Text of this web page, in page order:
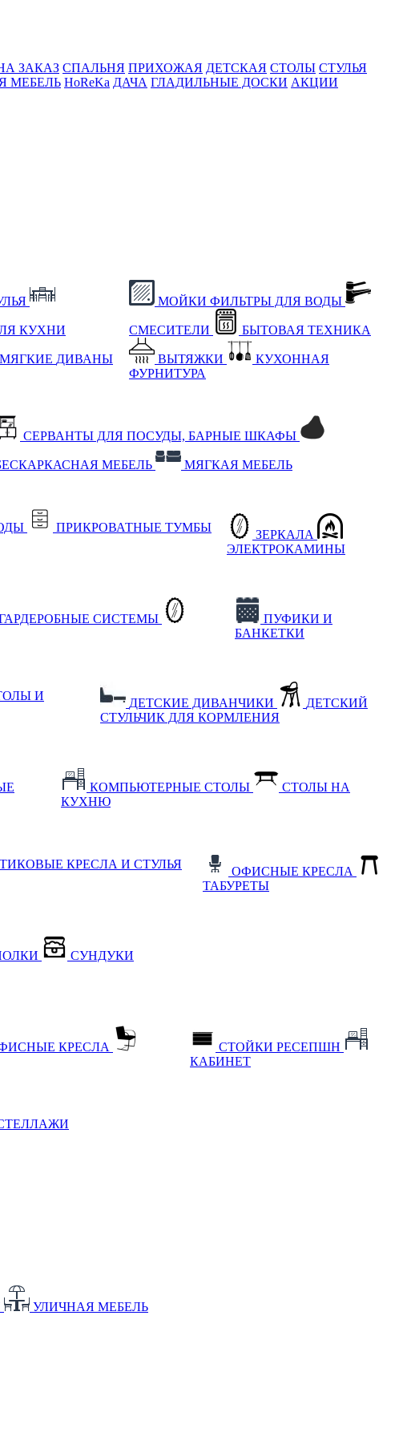
ЗАКАЗ СПАЛЬНЯ ПРИХОЖАЯ ДЕТСКАЯ СТОЛЫ СТУЛЬЯ
МЕБЕЛЬ HoReKa ДАЧА ГЛАДИЛЬНЫЕ ДОСКИ АКЦИИ
КУХНИ
ДИВАНЫ
МОЙКИ ФИЛЬТРЫ ДЛЯ ВОДЫ
СМЕСИТЕЛИ БЫТОВАЯ ТЕХНИКА
ВЫТЯЖКИ
КУХОННАЯ
ФУРНИТУРА
СЕРВАНТЫ ДЛЯ ПОСУДЫ, БАРНЫЕ ШКАФЫ
МЕБЕЛЬ МЯГКАЯ МЕБЕЛЬ
ПРИКРОВАТНЫЕ ТУМБЫ
ЗЕРКАЛА
ЭЛЕКТРОКАМИНЫ
СИСТЕМЫ
ПУФИКИ И
БАНКЕТКИ
И
ДЕТСКИЕ ДИВАНЧИКИ
ДЕТСКИЙ
СТУЛЬЧИК ДЛЯ КОРМЛЕНИЯ
КОМПЬЮТЕРНЫЕ СТОЛЫ
СТОЛЫ НА
КУХНЮ
КРЕСЛА И СТУЛЬЯ
ОФИСНЫЕ КРЕСЛА
ТАБУРЕТЫ
СУНДУКИ
КРЕСЛА
СТОЙКИ РЕСЕПШН
КАБИНЕТ
УЛИЧНАЯ МЕБЕЛЬ